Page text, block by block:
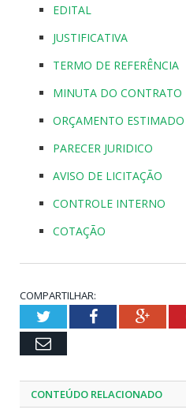
EDITAL
JUSTIFICATIVA
TERMO DE REFERÊNCIA
MINUTA DO CONTRATO
ORÇAMENTO ESTIMADO
PARECER JURIDICO
AVISO DE LICITAÇÃO
CONTROLE INTERNO
COTAÇÃO
COMPARTILHAR:
TwitterFacebook
Email
CONTEÚDO RELACIONADO